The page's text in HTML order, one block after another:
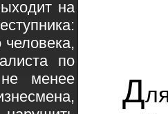
Д
на
по
менее